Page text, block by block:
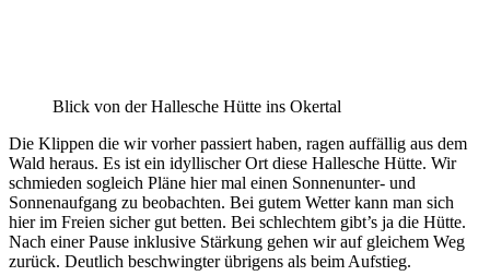
Blick von der Hallesche Hütte ins Okertal
Die Klippen die wir vorher passiert haben, ragen auffällig aus dem
Wald heraus. Es ist ein idyllischer Ort diese Hallesche Hütte. Wir
schmieden sogleich Pläne hier mal einen Sonnenunter- und
Sonnenaufgang zu beobachten. Bei gutem Wetter kann man sich
hier im Freien sicher gut betten. Bei schlechtem gibt’s ja die Hütte.
Nach einer Pause inklusive Stärkung gehen wir auf gleichem Weg
zurück. Deutlich beschwingter übrigens als beim Aufstieg.